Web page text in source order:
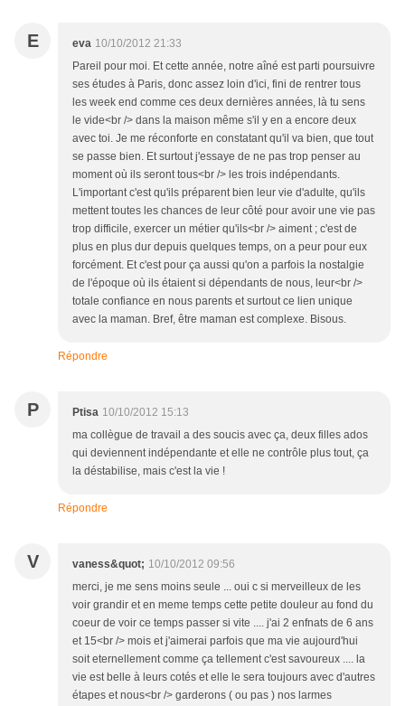
E eva 10/10/2012 21:33
Pareil pour moi. Et cette année, notre aîné est parti poursuivre
ses études à Paris, donc assez loin d'ici, fini de rentrer tous
les week end comme ces deux dernières années, là tu sens
le vide<br /> dans la maison même s'il y en a encore deux
avec toi. Je me réconforte en constatant qu'il va bien, que tout
se passe bien. Et surtout j'essaye de ne pas trop penser au
moment où ils seront tous<br /> les trois indépendants.
L'important c'est qu'ils préparent bien leur vie d'adulte, qu'ils
mettent toutes les chances de leur côté pour avoir une vie pas
trop difficile, exercer un métier qu'ils<br /> aiment ; c'est de
plus en plus dur depuis quelques temps, on a peur pour eux
forcément. Et c'est pour ça aussi qu'on a parfois la nostalgie
de l'époque où ils étaient si dépendants de nous, leur<br />
totale confiance en nous parents et surtout ce lien unique
avec la maman. Bref, être maman est complexe. Bisous.
Répondre
P Ptisa 10/10/2012 15:13
ma collègue de travail a des soucis avec ça, deux filles ados
qui deviennent indépendante et elle ne contrôle plus tout, ça
la déstabilise, mais c'est la vie !
Répondre
V vaness&quot; 10/10/2012 09:56
merci, je me sens moins seule ... oui c si merveilleux de les
voir grandir et en meme temps cette petite douleur au fond du
coeur de voir ce temps passer si vite .... j'ai 2 enfnats de 6 ans
et 15<br /> mois et j'aimerai parfois que ma vie aujourd'hui
soit eternellement comme ça tellement c'est savoureux .... la
vie est belle à leurs cotés et elle le sera toujours avec d'autres
étapes et nous<br /> garderons ( ou pas ) nos larmes